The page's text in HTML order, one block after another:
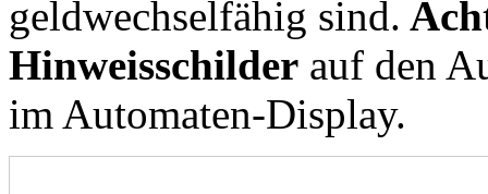
geldwechselfähig sind.
Hinweisschilder auf den
im Automaten-Display.